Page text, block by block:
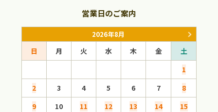
営業日のご案内
2026年8月
日 月 火 水 木 金
土
1
2
3 4 5 6 7
8
9
10 11 12 13 14
15